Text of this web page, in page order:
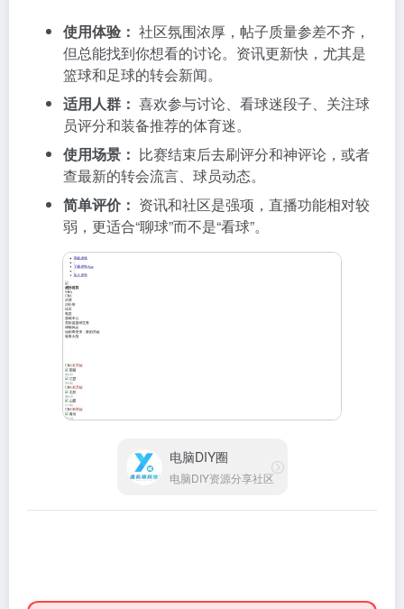
使用体验： 社区氛围浓厚，帖子质量参差不齐，
但总能找到你想看的讨论。资讯更新快，尤其是
篮球和足球的转会新闻。
适用人群： 喜欢参与讨论、看球迷段子、关注球
员评分和装备推荐的体育迷。
使用场景： 比赛结束后去刷评分和神评论，或者
查最新的转会流言、球员动态。
简单评价： 资讯和社区是强项，直播功能相对较
弱，更适合“聊球”而不是“看球”。
电脑DIY圈
电脑DIY资源分享社区